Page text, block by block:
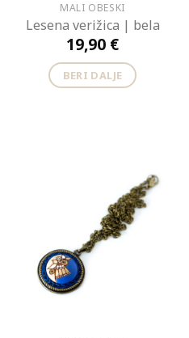
MALI OBESKI
Lesena verižica | bela
19,90 €
BERI DALJE